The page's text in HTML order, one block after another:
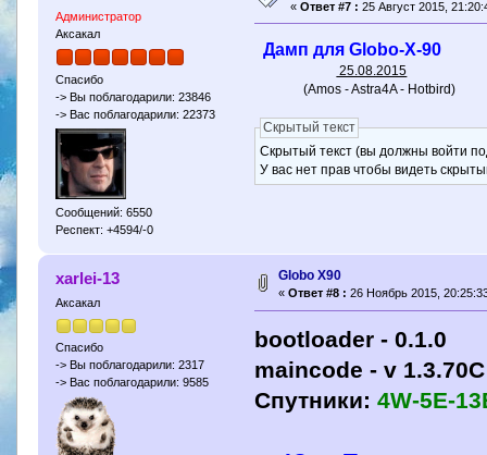
Администратор
Аксакал
Спасибо
-> Вы поблагодарили: 23846
-> Вас поблагодарили: 22373
Сообщений: 6550
Респект: +4594/-0
« Ответ #7 : 25 Август 2015,
Дамп для Globo-X-90
25.08.2015
(Amos - Astra4A - Hotbird)
Скрытый текст
Скрытый текст (вы должны войти
У вас нет прав чтобы видеть
xarlei-13
Аксакал
Спасибо
-> Вы поблагодарили: 2317
-> Вас поблагодарили: 9585
Globo X90
« Ответ #8 : 26 Ноябрь 2015,
bootloader - 0.1.0
maincode - v 1.3.70C
Спутники:4W-5E-